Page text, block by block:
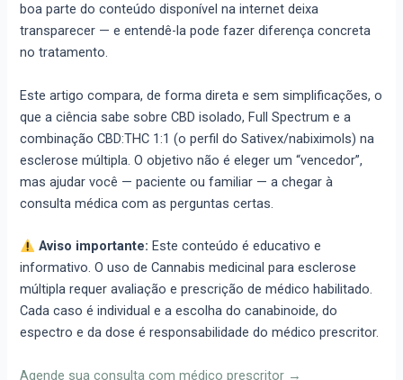
boa parte do conteúdo disponível na internet deixa
transparecer — e entendê-la pode fazer diferença concreta
no tratamento.
Este artigo compara, de forma direta e sem simplificações, o
que a ciência sabe sobre CBD isolado, Full Spectrum e a
combinação CBD:THC 1:1 (o perfil do Sativex/nabiximols) na
esclerose múltipla. O objetivo não é eleger um “vencedor”,
mas ajudar você — paciente ou familiar — a chegar à
consulta médica com as perguntas certas.
Aviso importante: Este conteúdo é educativo e
informativo. O uso de Cannabis medicinal para esclerose
múltipla requer avaliação e prescrição de médico habilitado.
Cada caso é individual e a escolha do canabinoide, do
espectro e da dose é responsabilidade do médico prescritor.
Agende sua consulta com médico prescritor →